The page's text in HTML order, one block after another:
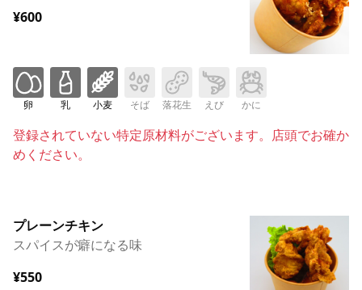
¥600
卵 乳 小麦 そば 落花生 えび かに
登録されていない特定原材料がございます。店頭でお確か
めください。
プレーンチキン
スパイスが癖になる味
¥550